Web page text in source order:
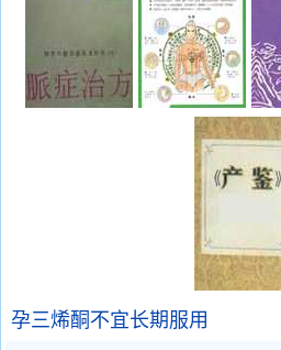
孕三烯酮不宜长期服用